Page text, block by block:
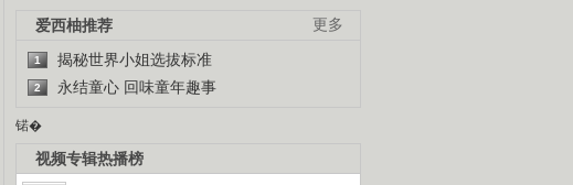
更多
爱西柚推荐
1 揭秘世界小姐选拔标准
2 永结童心 回味童年趣事
锘�
视频专辑热播榜